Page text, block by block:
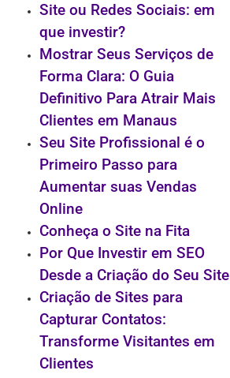
Site ou Redes Sociais: em
que investir?
Mostrar Seus Serviços de
Forma Clara: O Guia
Definitivo Para Atrair Mais
Clientes em Manaus
Seu Site Profissional é o
Primeiro Passo para
Aumentar suas Vendas
Online
Conheça o Site na Fita
Por Que Investir em SEO
Desde a Criação do Seu Site
Criação de Sites para
Capturar Contatos:
Transforme Visitantes em
Clientes